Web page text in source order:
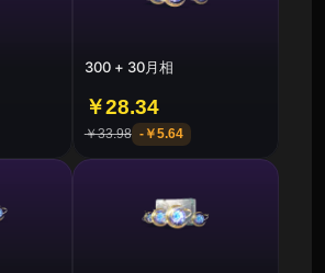
300 + 30月相
￥28.34
￥33.98 -￥5.64